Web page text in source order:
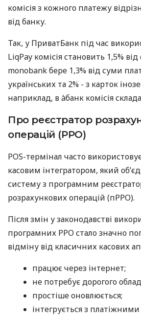
комісія з кожного платежу
від банку.
Так, у ПриватБанк під час
LiqPay комісія становить 1,5%
monobank бере 1,3% від суми
українських та 2% - з карток
наприклад, в àбанк комісія
Про реєстратор
операцій (РРО)
POS-термінал часто
касовим інтегратором, який
систему з програмним
розрахункових операцій (пРРО).
Після змін у законодавстві
програмних РРО стало значно
відміну від класичних касових
працює через інтернет;
не потребує дорогого
простіше оновлюється;
інтегрується з